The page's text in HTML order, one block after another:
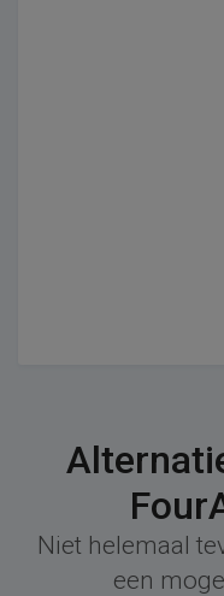
Niet helemaal
een